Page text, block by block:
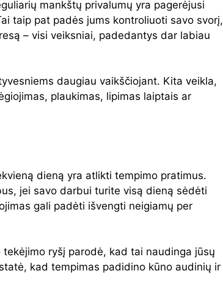
mankštų privalumų yra pagerėjusi
taip pat padės jums kontroliuoti savo svorį,
– visi veiksniai, padedantys dar labiau
daugiau vaikščiojant. Kita veikla,
plaukimas, lipimas laiptais ar
dieną yra atlikti tempimo pratimus.
jei savo darbui turite visą dieną sėdėti
gali padėti išvengti neigiamų per
ryšį parodė, kad tai naudinga jūsų
kad tempimas padidino kūno audinių ir